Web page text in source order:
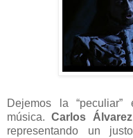
Dejemos la
música.Carlos Álvarez
representando un